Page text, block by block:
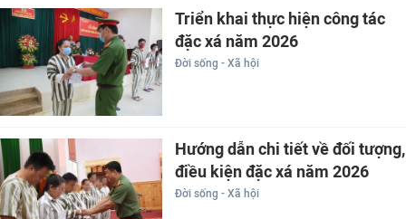
Triển khai thực hiện công tác
đặc xá năm 2026
Đời sống - Xã hội
Hướng dẫn chi tiết về đối tượng,
điều kiện đặc xá năm 2026
Đời sống - Xã hội